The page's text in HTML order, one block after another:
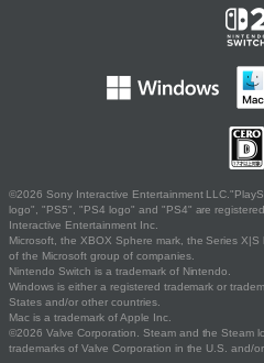
©2026 Sony Interactive Entertainment
logo", "PS5", "PS4 logo" and "PS4" are
Interactive Entertainment Inc.
Microsoft, the XBOX Sphere mark, the Series
of the Microsoft group of companies.
Nintendo Switch is a trademark of Nintendo.
Windows is either a registered trademark or
States and/or other countries.
Mac is a trademark of Apple Inc.
©2026 Valve Corporation. Steam and the Steam
trademarks of Valve Corporation in the U.S. and/